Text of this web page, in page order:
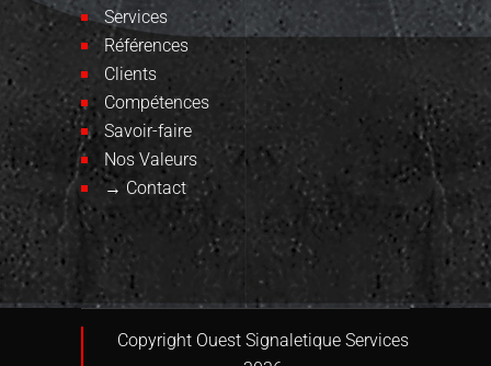
Services
Références
Clients
Compétences
Savoir-faire
Nos Valeurs
→ Contact
Copyright Ouest Signaletique Services